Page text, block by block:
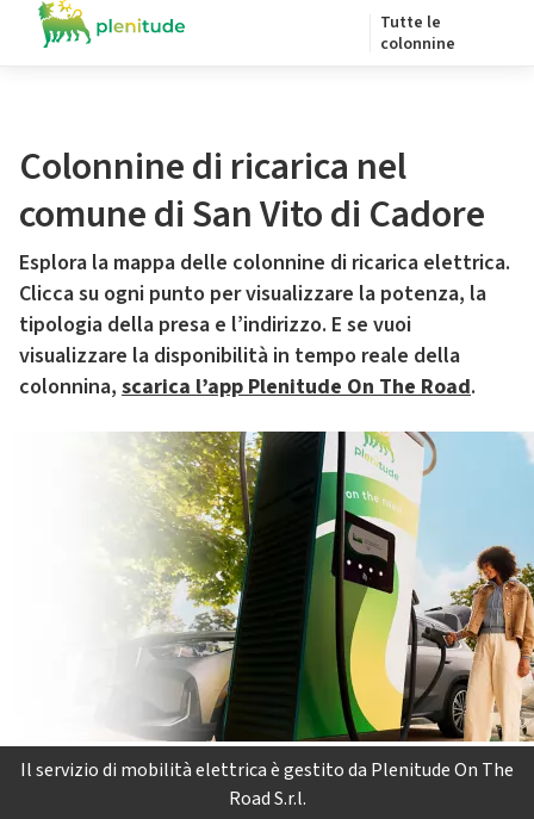
Tutte le
colonnine
Colonnine di ricarica nel
comune di San Vito di Cadore
Esplora la mappa delle colonnine di ricarica elettrica.
Clicca su ogni punto per visualizzare la potenza, la
tipologia della presa e l’indirizzo. E se vuoi
visualizzare la disponibilità in tempo reale della
colonnina, scarica l’app Plenitude On The Road.
Il servizio di mobilità elettrica è gestito da Plenitude On The
Road S.r.l.